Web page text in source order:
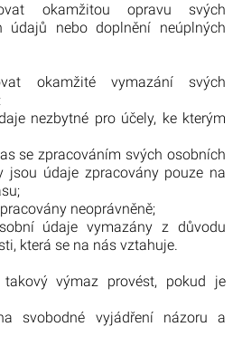
okamžitou opravu svých
údajů nebo doplnění neúplných
okamžité vymazání svých
nezbytné pro účely, ke kterým
se zpracováním svých osobních
jsou údaje zpracovány pouze na
neoprávněně;
údaje vymazány z důvodu
která se na nás vztahuje.
výmaz provést, pokud je
svobodné vyjádření názoru a